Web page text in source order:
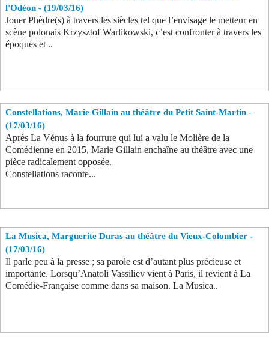
Se connecter
l'Odéon - (19/03/16)
Jouer Phèdre(s) à travers les siècles tel que l’envisage le metteur en
scène polonais Krzysztof Warlikowski, c’est confronter à travers les
époques et ..
Constellations, Marie Gillain au théâtre du Petit Saint-Martin -
(17/03/16)
Après La Vénus à la fourrure qui lui a valu le Molière de la
Comédienne en 2015, Marie Gillain enchaîne au théâtre avec une
pièce radicalement opposée.
Constellations raconte...
La Musica, Marguerite Duras au théâtre du Vieux-Colombier -
(17/03/16)
Il parle peu à la presse ; sa parole est d’autant plus précieuse et
importante. Lorsqu’Anatoli Vassiliev vient à Paris, il revient à La
Comédie-Française comme dans sa maison. La Musica..